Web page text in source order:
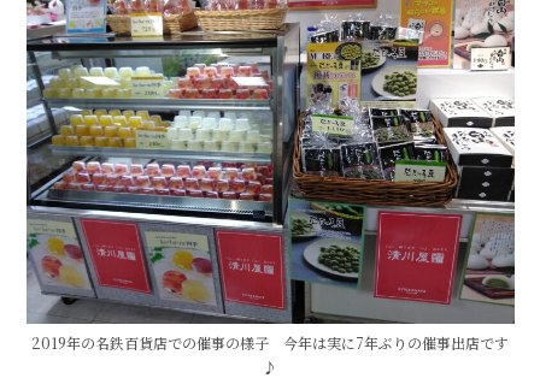
2019年の名鉄百貨店での催事の様子 今年は実に7年ぶりの催事出店です
♪